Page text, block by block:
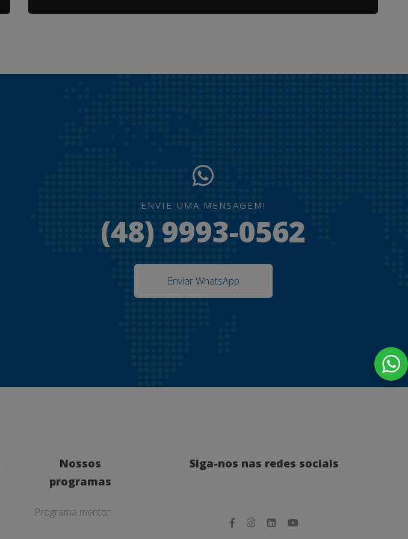
ENVIE UMA MENSAGEM!
(48) 9993-0562
Enviar WhatsApp
Nossos
programas
Programa mentor
Siga-nos nas redes sociais